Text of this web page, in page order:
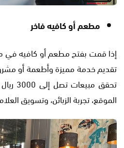
مطعم أو كافيه فاخر
إذا قمت بفتح مطعم أو كافيه في
تقديم خدمة مميزة وأطعمة أو
تحقق
الموقع، تجربة الزبائن، وتسويق